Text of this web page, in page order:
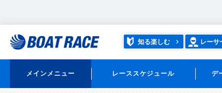
知る楽しむ レーサ
メインメニュー レーススケジュール デ